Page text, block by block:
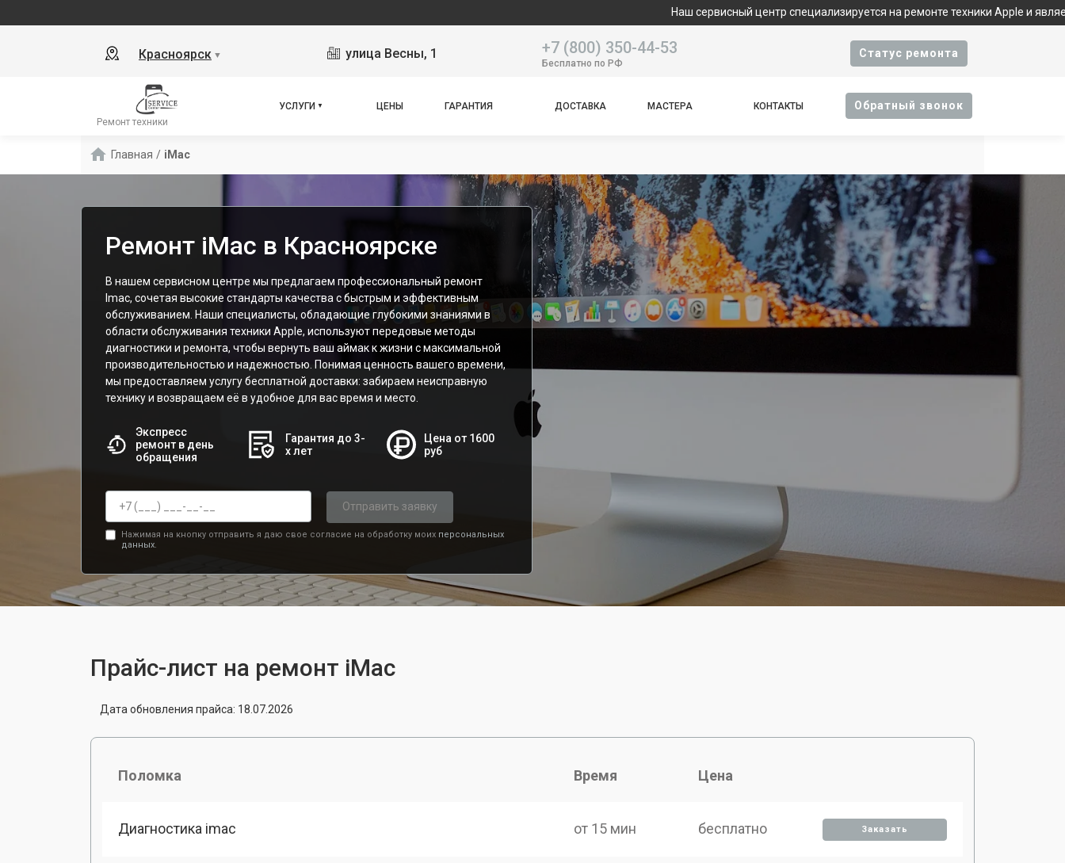
Наш сервисный центр специализируется на ремонте техники Apple и является
Красноярск ▼ улица Весны, 1 +7 (800) 350-44-53
Бесплатно по РФ
Cтатус ремонта
Ремонт техники
УСЛУГИ ЦЕНЫ ГАРАНТИЯ ДОСТАВКА МАСТЕРА КОНТАКТЫ Oбратный звонок
Главная / iMac
Ремонт iMac в Красноярске
В нашем сервисном центре мы предлагаем профессиональный ремонт
Imac, сочетая высокие стандарты качества с быстрым и эффективным
обслуживанием. Наши специалисты, обладающие глубокими знаниями в
области обслуживания техники Apple, используют передовые методы
диагностики и ремонта, чтобы вернуть ваш аймак к жизни с максимальной
производительностью и надежностью. Понимая ценность вашего времени,
мы предоставляем услугу бесплатной доставки: забираем неисправную
технику и возвращаем её в удобное для вас время и место.
Экспресс
ремонт в день
обращения
Гарантия до 3-
х лет
Цена от 1600
руб
Отправить заявку
Нажимая на кнопку отправить я даю свое согласие на обработку моих персональных
данных.
Прайс-лист на ремонт iMac
Дата обновления прайса: 18.07.2026
Поломка Время Цена
Диагностика imac от 15 мин бесплатно Заказать